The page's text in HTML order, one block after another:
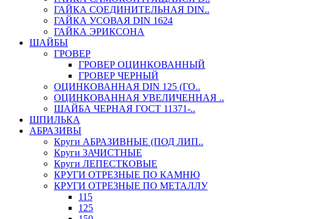
ГАЙКА СОЕДИНИТЕЛЬНАЯ DIN..
ГАЙКА УСОВАЯ DIN 1624
ГАЙКА ЭРИКСОНА
ШАЙБЫ
ГРОВЕР
ГРОВЕР ОЦИНКОВАННЫЙ
ГРОВЕР ЧЕРНЫЙ
ОЦИНКОВАННАЯ DIN 125 (ГО..
ОЦИНКОВАННАЯ УВЕЛИЧЕННАЯ ..
ШАЙБА ЧЕРНАЯ ГОСТ 11371-..
ШПИЛЬКА
АБРАЗИВЫ
Круги АБРАЗИВНЫЕ (ПОД ЛИП..
Круги ЗАЧИСТНЫЕ
Круги ЛЕПЕСТКОВЫЕ
КРУГИ ОТРЕЗНЫЕ ПО КАМНЮ
КРУГИ ОТРЕЗНЫЕ ПО МЕТАЛЛУ
115
125